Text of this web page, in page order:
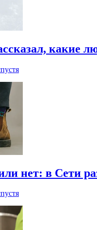
какие
нет: в Сети